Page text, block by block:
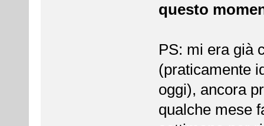
questo
PS: mi era già
(praticamente
oggi), ancora
qualche mese